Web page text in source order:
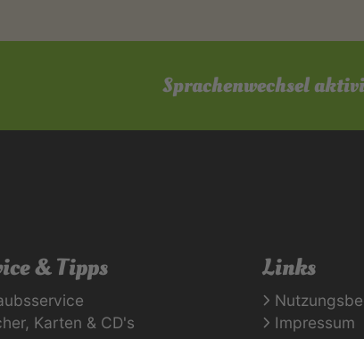
Sprachenwechsel
& Tipps
Karten & CD's
Links
Impressum